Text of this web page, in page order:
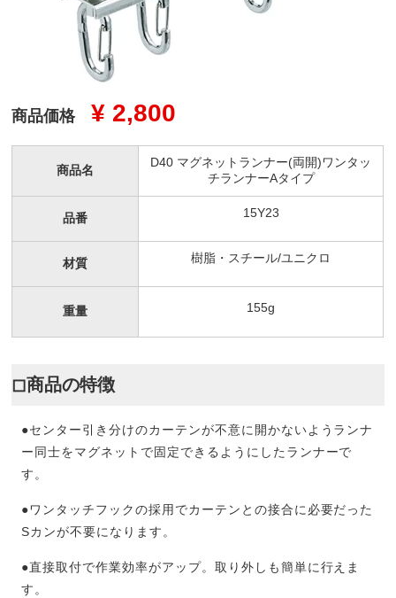
商品価格 ¥ 2,800
商品名
D40 マグネットランナー(両開)ワンタッ
チランナーAタイプ
品番 15Y23
材質 樹脂・スチール/ユニクロ
重量 155g
◻︎商品の特徴
●センター引き分けのカーテンが不意に開かないようランナ
ー同士をマグネットで固定できるようにしたランナーで
す。
●ワンタッチフックの採用でカーテンとの接合に必要だった
Sカンが不要になります。
●直接取付で作業効率がアップ。取り外しも簡単に行えま
す。